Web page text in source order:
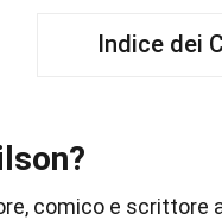
Indice dei
comico e